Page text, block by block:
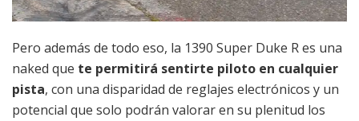
Pero además de todo eso, la 1390 Super Duke R es una
naked que te permitirá sentirte piloto en cualquier
pista, con una disparidad de reglajes electrónicos y un
potencial que solo podrán valorar en su plenitud los